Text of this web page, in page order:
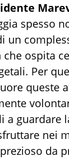
spesso
un
ospita
Per
queste
a guardare
nei
da